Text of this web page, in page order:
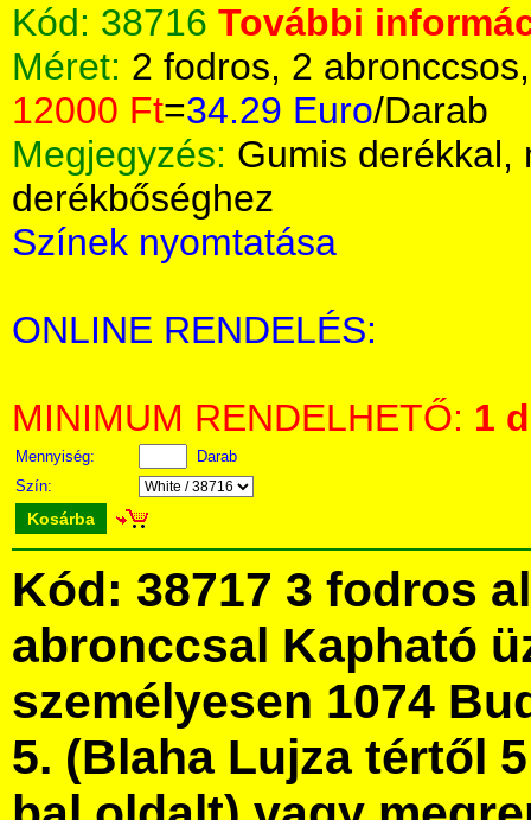
Kód: 38716 További
Méret: 2 fodros, 2
12000 Ft=34.29 Euro/Darab
Megjegyzés: Gumis derékkal,
derékbőséghez
Színek nyomtatása
ONLINE RENDELÉS:
MINIMUM RENDELHETŐ: 1
Mennyiség:
Darab
Szín:
Kosárba
Kód: 38717 3 fodros
abronccsal Kapható
személyesen 1074
5. (Blaha Lujza tértől